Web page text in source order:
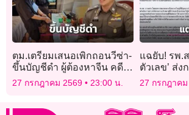
ตม.เตรียมเสนอเพิกถอนวีซ่า-
ขึ้นบัญชีดำ ผู้ต้องหาจีน คดี
โรงแรมทุนสีเทา
27 กรกฎาคม 2569 23:00 น.
แฉยับ! รพ.ส
ตัวเลข’ ส่ง
KPI ไม่ไห
27 กรกฎาค